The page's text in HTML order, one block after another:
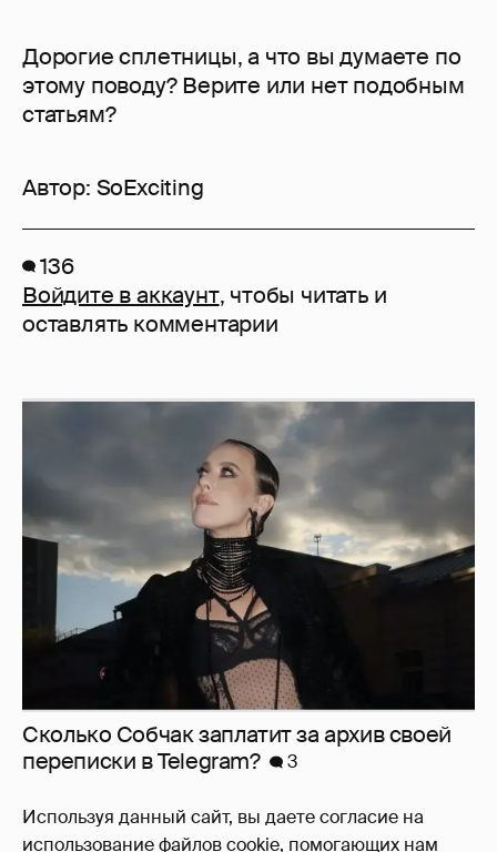
Используя данный сайт, вы даете согласие на
использование файлов cookie, помогающих нам
Дорогие сплетницы, а что вы думаете по
этому поводу? Верите или нет подобным
статьям?
Автор: SoExciting
136
Войдите в аккаунт, чтобы читать и
оставлять комментарии
Сколько Собчак заплатит за архив своей
перeписки в Telegram?
3